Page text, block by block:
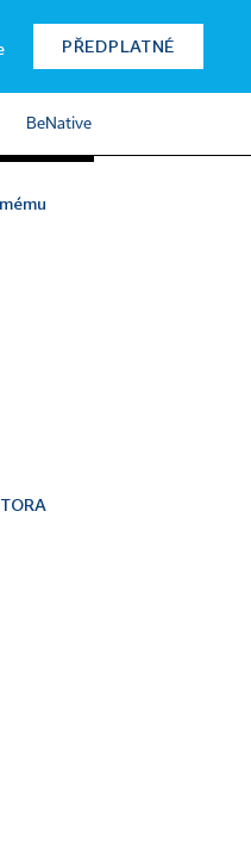
PŘEDPLATNÉ
BeNative